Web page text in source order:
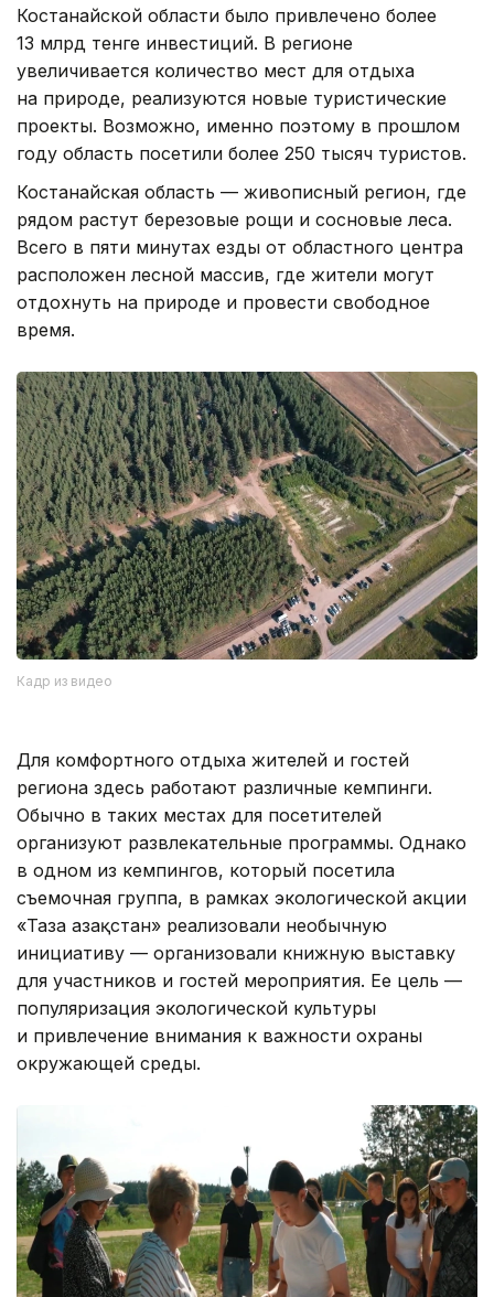
Костанайской области было привлечено более
13 млрд тенге инвестиций. В регионе
увеличивается количество мест для отдыха
на природе, реализуются новые туристические
проекты. Возможно, именно поэтому в прошлом
году область посетили более 250 тысяч туристов.
Костанайская область — живописный регион, где
рядом растут березовые рощи и сосновые леса.
Всего в пяти минутах езды от областного центра
расположен лесной массив, где жители могут
отдохнуть на природе и провести свободное
время.
Кадр из видео
Для комфортного отдыха жителей и гостей
региона здесь работают различные кемпинги.
Обычно в таких местах для посетителей
организуют развлекательные программы. Однако
в одном из кемпингов, который посетила
съемочная группа, в рамках экологической акции
«Таза Қазақстан» реализовали необычную
инициативу — организовали книжную выставку
для участников и гостей мероприятия. Ее цель —
популяризация экологической культуры
и привлечение внимания к важности охраны
окружающей среды.